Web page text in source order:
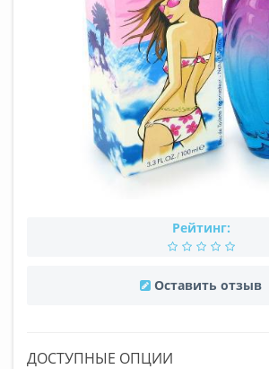
Рейтинг:
Оставить отзыв
ДОСТУПНЫЕ ОПЦИИ